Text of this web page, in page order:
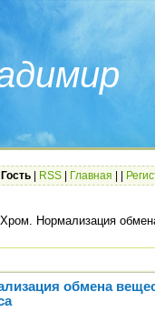
Гость RSS Главная
Нормализация
обмена